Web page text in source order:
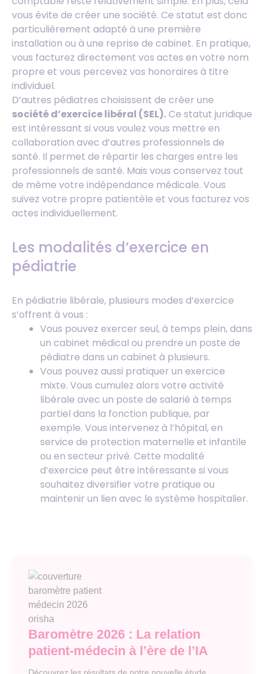
vous évite de créer une société. Ce statut est donc
particulièrement adapté à une première
installation ou à une reprise de cabinet. En pratique,
vous facturez directement vos actes en votre nom
propre et vous percevez vos honoraires à titre
individuel.
D’autres pédiatres choisissent de créer une
société d’exercice libéral (SEL).Ce statut juridique
est intéressant si vous voulez vous mettre en
collaboration avec d’autres professionnels de
santé. Il permet de répartir les charges entre les
professionnels de santé. Mais vous conservez tout
de même votre indépendance médicale. Vous
suivez votre propre patientèle et vous facturez vos
actes individuellement.
Les modalités d’exercice en
pédiatrie
En pédiatrie libérale, plusieurs modes d’exercice
s’offrent à vous :
Vous pouvez exercer seul, à temps plein, dans
un cabinet médical ou prendre un poste de
pédiatre dans un cabinet à plusieurs.
Vous pouvez aussi pratiquer un exercice
mixte. Vous cumulez alors votre activité
libérale avec un poste de salarié à temps
partiel dans la fonction publique, par
exemple. Vous intervenez à l’hôpital, en
service de protection maternelle et infantile
ou en secteur privé. Cette modalité
d’exercice peut être intéressante si vous
souhaitez diversifier votre pratique ou
maintenir un lien avec le système hospitalier.
Baromètre 2026 : La relation
patient-médecin à l’ère de l’IA